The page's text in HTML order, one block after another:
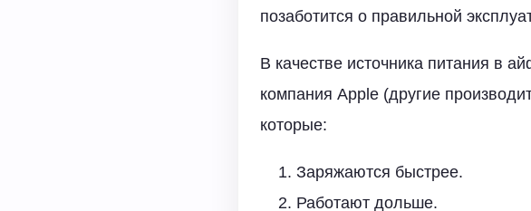
позаботится о правильной
В качестве источника питания в
компания Apple (другие
которые:
Заряжаются быстрее.
Работают дольше.